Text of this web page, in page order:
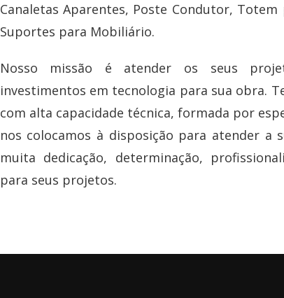
Canaletas Aparentes, Poste Condutor,
Suportes para Mobiliário.
Nosso missão é atender os seus
investimentos em tecnologia para sua obra.
com alta capacidade técnica, formada por
nos colocamos à disposição para atender a
muita dedicação, determinação,
para seus projetos.